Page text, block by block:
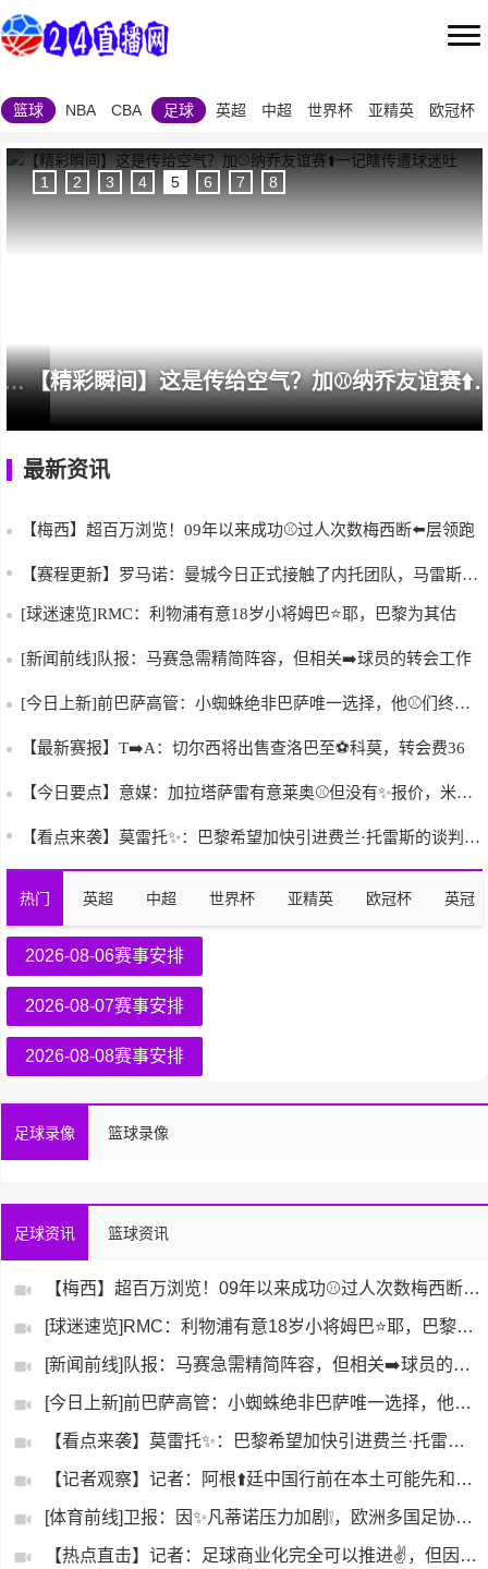
篮球 NBA CBA 足球 英超 中超 世界杯 亚精英 欧冠杯
[赛事短片]谁➡️的毽子技术最好⬅️？❕拜仁亚洲行现场比拼踢 【精彩瞬间】这是传给空气？加
1 2 3 4 5 6 7 8
最新资讯
【梅西】超百万浏览！09年以来成功⚾过人次数梅西断⬅️层领跑
【赛程更新】罗马诺：曼城今日正式接触了内托团队，马雷斯卡是交
[球迷速览]RMC：利物浦有意18岁小将姆巴⭐耶，巴黎为其估
[新闻前线]队报：马赛急需精简阵容，但相关➡️球员的转会工作
[今日上新]前巴萨高管：小蜘蛛绝非巴萨唯一选择，他⚾们终究会
【最新赛报】T➡️A：切尔西将出售查洛巴至⚽科莫，转会费36
【今日要点】意媒：加拉塔萨雷有意莱奥⚾但没有✨报价，米兰要价
【看点来袭】莫雷托✨：巴黎希望加快引进费兰·托雷斯的谈判进程
热门 英超 中超 世界杯 亚精英 欧冠杯 英冠
2026-08-06赛事安排
2026-08-07赛事安排
2026-08-08赛事安排
足球录像 篮球录像
足球资讯 篮球资讯
【梅西】超百万浏览！09年以来成功⚾过人次数梅西断⬅️层领跑
[球迷速览]RMC：利物浦有意18岁小将姆巴⭐耶，巴黎为其估
[新闻前线]队报：马赛急需精简阵容，但相关➡️球员的转会工作
[今日上新]前巴萨高管：小蜘蛛绝非巴萨唯一选择，他⚾们终究会
【看点来袭】莫雷托✨：巴黎希望加快引进费兰·托雷斯的谈判进程
【记者观察】记者：阿根⬆️廷中国行前在本土可能先和乌拉圭踢⚽
[体育前线]卫报：因✨凡蒂诺压力加剧❕，欧洲多国足协酝酿撤回
【热点直击】记者：足球商业化完全可以推进✌️，但因凡蒂诺忘了